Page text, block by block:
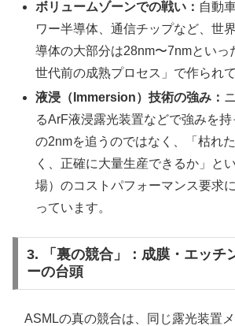
ボリュームゾーンでの戦い： 自動
ワー半導体、通信チップなど、世
導体の大部分は28nm〜7nmといっ
世代前の成熟プロセス」で作られて
液浸（Immersion）技術の強み：
るArF液浸露光装置などで強みを
の2nmを追うのではなく、「枯れ
く、正確に大量生産できるか」と
場）のコストパフォーマンス要求
っています。
3. 「裏の競合」：成膜・エッチ
ーの台頭
ASMLの真の競合は、同じ露光装置メ